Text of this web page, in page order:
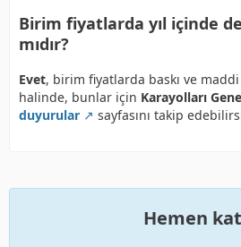
Birim fiyatlarda yıl içinde
mıdır?
Evet, birim fiyatlarda baskı ve maddi
halinde, bunlar için Karayolları
duyurular
sayfasını takip
Hemen